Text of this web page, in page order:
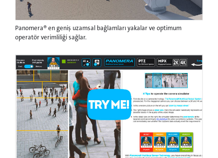
Panomera® en geniş uzamsal bağlamları yakalar ve optimum
operatör verimliliği sağlar.